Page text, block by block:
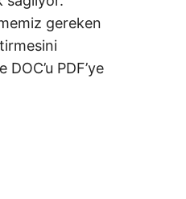
gereken
PDF’ye